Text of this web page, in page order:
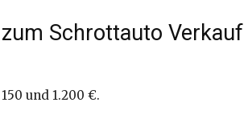
Schrottauto Verkauf
und 1.200 €.